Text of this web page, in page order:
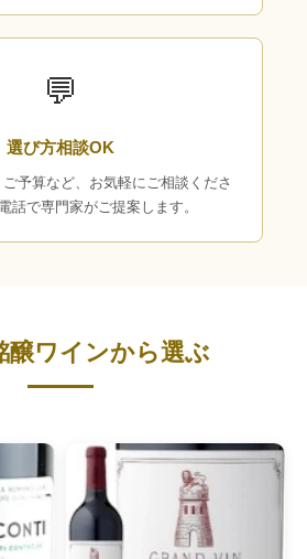
💬
選び方相談OK
予算など、お気軽にご相談くださ
話で専門家がご提案します。
醸ワインから選ぶ